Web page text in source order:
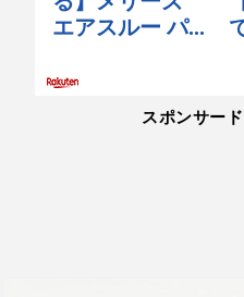
スポンサー